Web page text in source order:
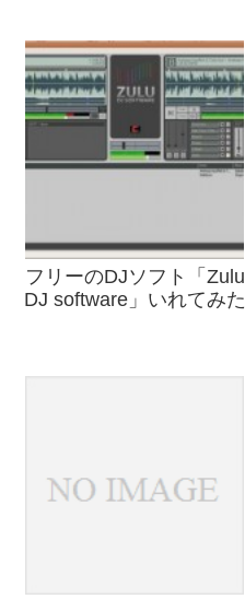
フリーのDJソフト「Zulu
DJ software」いれてみた